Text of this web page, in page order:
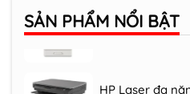
SẢN PHẨM NỔI BẬT
Máy photocopy